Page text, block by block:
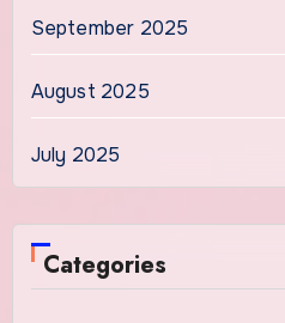
September 2025
August 2025
July 2025
Categories